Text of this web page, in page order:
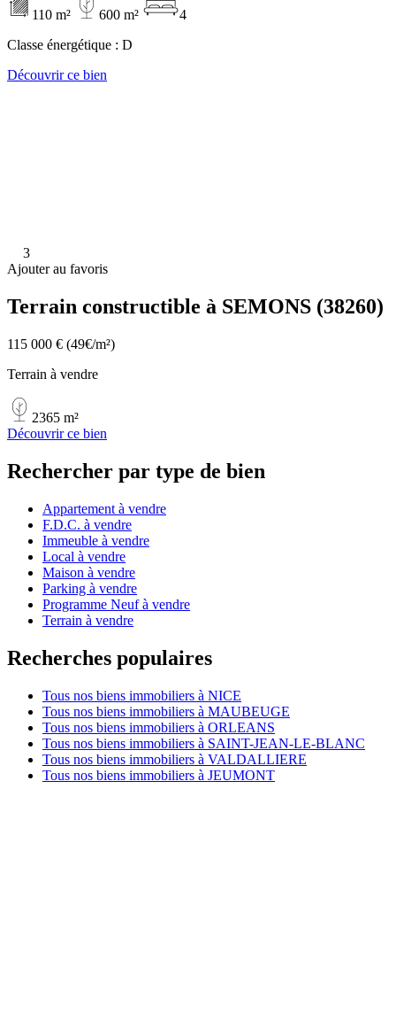
110 m² 600 m²
4
Classe énergétique : D
Découvrir ce bien
3
Ajouter au favoris
Terrain constructible à SEMONS (38260)
115 000 € (49€/m²)
Terrain à vendre
2365 m²
Découvrir ce bien
Rechercher par type de bien
Appartement à vendre
F.D.C. à vendre
Immeuble à vendre
Local à vendre
Maison à vendre
Parking à vendre
Programme Neuf à vendre
Terrain à vendre
Recherches populaires
Tous nos biens immobiliers à NICE
Tous nos biens immobiliers à MAUBEUGE
Tous nos biens immobiliers à ORLEANS
Tous nos biens immobiliers à SAINT-JEAN-LE-BLANC
Tous nos biens immobiliers à VALDALLIERE
Tous nos biens immobiliers à JEUMONT